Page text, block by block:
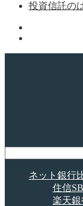
投資信託の
ネット銀行
住信
楽天銀